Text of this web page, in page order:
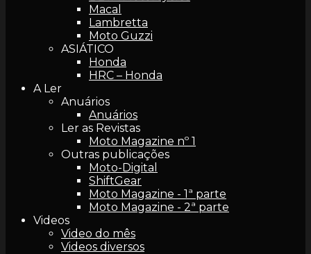
Macal
Lambretta
Moto Guzzi
ASIÁTICO
Honda
HRC – Honda
A Ler
Anuários
Anuários
Ler as Revistas
Moto Magazine nº 1
Outras publicações
Moto-Digital
ShiftGear
Moto Magazine - 1ª parte
Moto Magazine - 2ª parte
Videos
Video do mês
Videos diversos